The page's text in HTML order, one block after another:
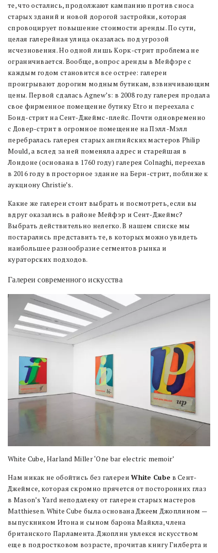
те, что остались, продолжают кампанию против сноса
старых зданий и новой дорогой застройки, которая
спровоцирует повышение стоимости аренды. По сути,
целая галерейная улица оказалась под угрозой
исчезновения. Но одной лишь Корк-стрит проблема не
ограничивается. Вообще, вопрос аренды в Мейфэре с
каждым годом становится все острее: галереи
проигрывают дорогим модным бутикам, взвинчивающим
цены. Первой сдалась Agnew’s: в 2008 году галерея продала
свое фирменное помещение бутику Etro и переехала с
Бонд-стрит на Сент-Джеймс-плейс. Почти одновременно
с Довер-стрит в огромное помещение на Пэлл-Мэлл
перебралась галерея старых английских мастеров Philip
Mould, а вслед за ней поменяла адрес и старейшая в
Лондоне (основана в 1760 году) галерея Colnaghi, переехав
в 2016 году в просторное здание на Бери-стрит, поближе к
аукциону Christie’s.
Какие же галереи стоит выбрать и посмотреть, если вы
вдруг оказались в районе Мейфэр и Сент-Джеймс?
Выбрать действительно нелегко. В нашем списке мы
постарались представить те, в которых можно увидеть
наибольшее разнообразие сегментов рынка и
кураторских подходов.
Галереи современного искусства
White Cube, Harland Miller ‘One bar electric memoir’
Нам никак не обойтись без галереиWhite Cube в Сент-
Джеймсе, которая скромно прячется от посторонних глаз
в Mason’s Yard неподалеку от галереи старых мастеров
Matthiesen. White Cube была основана Джеем Джоплином —
выпускником Итона и сыном барона Майкла, члена
британского Парламента. Джоплин увлекся искусством
еще в подростковом возрасте, прочитав книгу Гилберта и